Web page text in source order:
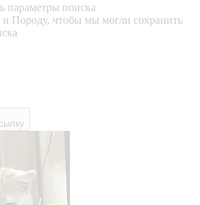
параметры поиска
Породу, чтобы мы могли сохранить